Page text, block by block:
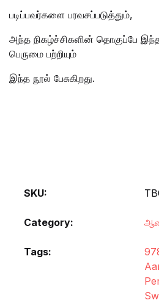
படிப்பவர்களை பரவசப்படுத்தும்,
அந்த நிகழ்ச்சிகளின் தொகுப்பே
பெருமை பற்றியும்
இந்த நூல் பேசுகிறது.
SKU:
Category:
Tags: